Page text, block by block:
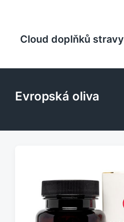
Cloud doplňků stravy
Evropská oliva